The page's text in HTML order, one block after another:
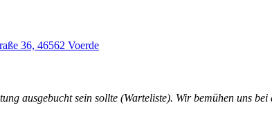
36, 46562 Voerde
ausgebucht sein sollte (Warteliste). Wir bemühen uns